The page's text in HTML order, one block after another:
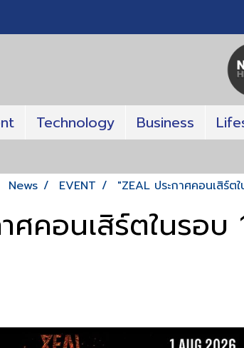
Technology Business
News EVENT "ZEAL ประกาศคอนเสิร์ต
ศคอนเสิร์ตในรอบ